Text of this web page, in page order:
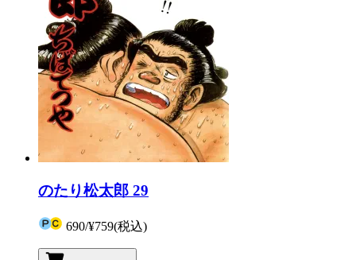
のたり松太郎 29
690/¥759(税込)